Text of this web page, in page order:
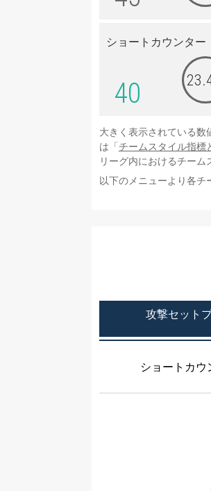
ショートカウンター
40
大きく表示されている数
は「 チームスタイル指標
リーグ内におけるチーム
以下のメニューより各チ
攻撃セット
ショートカウ